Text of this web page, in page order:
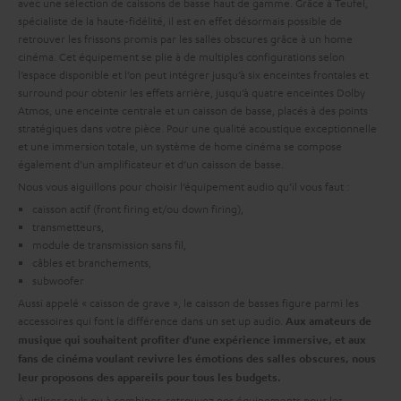
spécialiste de la haute-fidélité, il est en effet désormais possible de
retrouver les frissons promis par les salles obscures grâce à un home
cinéma. Cet équipement se plie à de multiples configurations selon
l’espace disponible et l’on peut intégrer jusqu’à six enceintes frontales et
surround pour obtenir les effets arrière, jusqu’à quatre enceintes Dolby
Atmos, une enceinte centrale et un caisson de basse, placés à des points
stratégiques dans votre pièce. Pour une qualité acoustique exceptionnelle
et une immersion totale, un système de home cinéma se compose
également d’un amplificateur et d’un caisson de basse.
Nous vous aiguillons pour choisir l’équipement audio qu’il vous faut :
caisson actif (front firing et/ou down firing),
transmetteurs,
module de transmission sans fil,
câbles et branchements,
subwoofer
Aussi appelé « caisson de grave », le caisson de basses figure parmi les
accessoires qui font la différence dans un set up audio. Aux amateurs de
musique qui souhaitent profiter d’une expérience immersive, et aux
fans de cinéma voulant revivre les émotions des salles obscures, nous
leur proposons des appareils pour tous les budgets.